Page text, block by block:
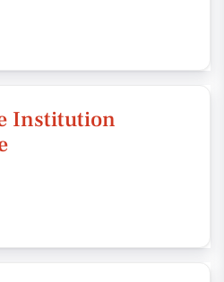
Institution